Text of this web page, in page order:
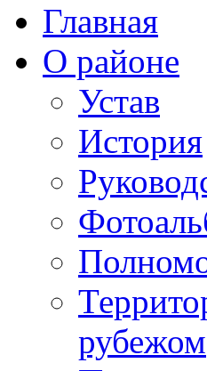
Главная
О районе
Устав
История
рубежом